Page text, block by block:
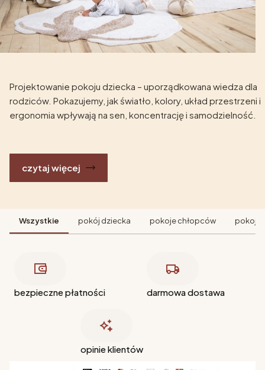
Projektowanie pokoju dziecka – uporządkowana wiedza dla
rodziców. Pokazujemy, jak światło, kolory, układ przestrzeni i
ergonomia wpływają na sen, koncentrację i samodzielność.
czytaj więcej
Wszystkie pokój dziecka pokoje chłopców pokoje
bezpieczne płatności darmowa dostawa
opinie klientów